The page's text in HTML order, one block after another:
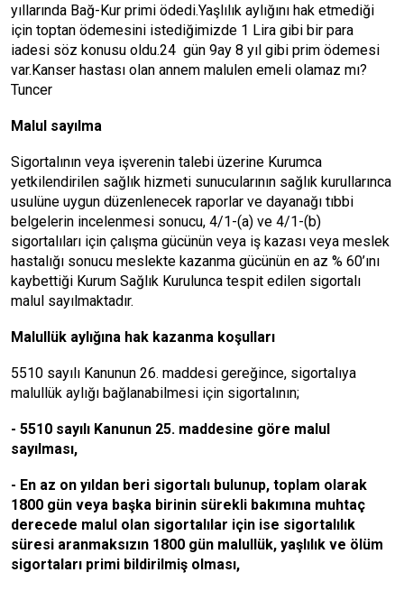
yıllarında Bağ-Kur primi ödedi.Yaşlılık aylığını hak etmediği
için toptan ödemesini istediğimizde 1 Lira gibi bir para
iadesi söz konusu oldu.24 gün 9ay 8 yıl gibi prim ödemesi
var.Kanser hastası olan annem malulen emeli olamaz mı?
Tuncer
Malul sayılma
Sigortalının veya işverenin talebi üzerine Kurumca
yetkilendirilen sağlık hizmeti sunucularının sağlık kurullarınca
usulüne uygun düzenlenecek raporlar ve dayanağı tıbbi
belgelerin incelenmesi sonucu, 4/1-(a) ve 4/1-(b)
sigortalıları için çalışma gücünün veya iş kazası veya meslek
hastalığı sonucu meslekte kazanma gücünün en az % 60’ını
kaybettiği Kurum Sağlık Kurulunca tespit edilen sigortalı
malul sayılmaktadır.
Malullük aylığına hak kazanma koşulları
5510 sayılı Kanunun 26. maddesi gereğince, sigortalıya
malullük aylığı bağlanabilmesi için sigortalının;
- 5510 sayılı Kanunun 25. maddesine göre malul
sayılması,
- En az on yıldan beri sigortalı bulunup, toplam olarak
1800 gün veya başka birinin sürekli bakımına muhtaç
derecede malul olan sigortalılar için ise sigortalılık
süresi aranmaksızın 1800 gün malullük, yaşlılık ve ölüm
sigortaları primi bildirilmiş olması,